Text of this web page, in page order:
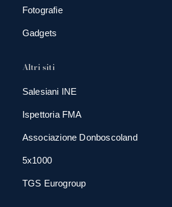
Fotografie
Gadgets
Altri siti
Salesiani INE
Ispettoria FMA
Associazione Donboscoland
5x1000
TGS Eurogroup